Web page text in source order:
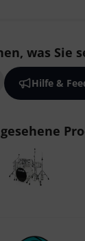
was Sie
Hilfe &